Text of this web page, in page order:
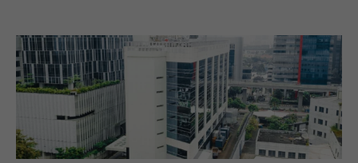
Mayapada Hospital Kuningan (MHKN), Kuningan, Jakarta
Selatan.
Lihat Detail Proyek